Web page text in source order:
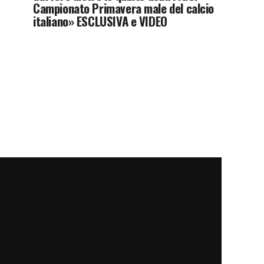
Campionato Primavera male del calcio
italiano» ESCLUSIVA e VIDEO